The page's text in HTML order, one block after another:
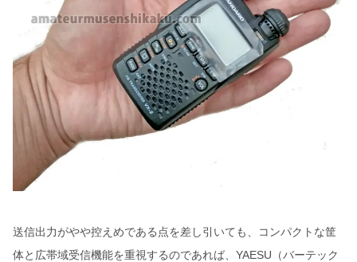
送信出力がやや控えめである点を差し引いても、コンパクトな筐
体と広帯域受信機能を重視するのであれば、YAESU（バーテック